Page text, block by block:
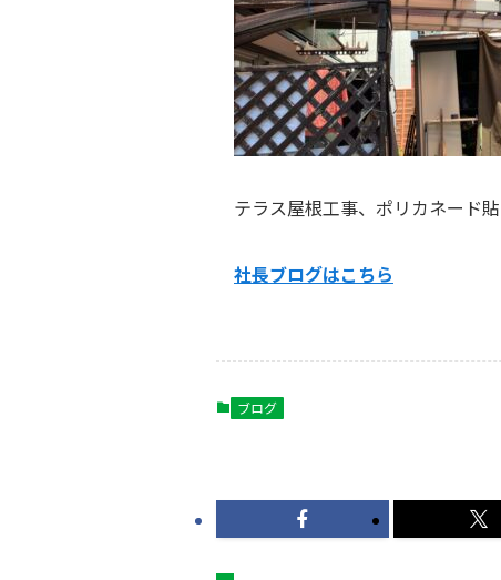
テラス屋根工事、ポリカネード
社長ブログはこ ちら
ブログ